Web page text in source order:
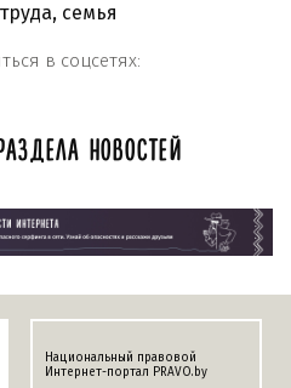
, семья
в соцсетях:
НОВОСТЕЙ
Национальный правовой
Интернет-портал PRAVO.by